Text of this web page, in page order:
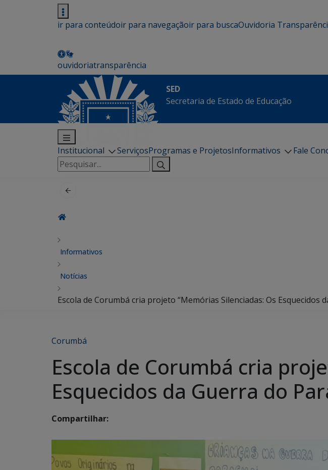
ir para conteúdoir para navegaçãoir para buscaOuvidoria
ouvidoriatransparência
SED
Secretaria de Estado de Educação
Institucional ServiçosProgramas e ProjetosInformativos Fale
Pesquisar
por:
Informativos
Notícias
Escola de Corumbá cria projeto “Memórias Silenciadas: Os Esquecidos
Corumbá
Escola de Corumbá cria
Esquecidos da Guerra do
Compartilhar: